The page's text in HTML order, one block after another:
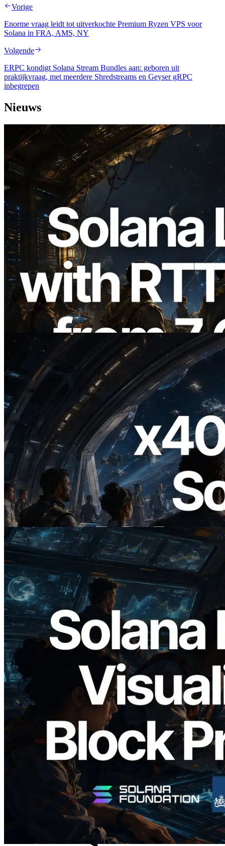
Vorige
Enorme vraag leidt tot uitverkochte Premium Ryzen VPS voor
Solana in FRA, AMS, NY
Volgende
ERPC kondigt Solana Stream Bundles aan: geboren uit
praktijkvraag, met meerdere Shredstreams en Geyser gRPC
inbegrepen
Nieuws
2026.08.05
ERPC Breidt Solana Leader Slot API Uit
met Pingmeting vanuit 7 Wereldwijde
Regio’s — Validators Information API
Ook Gelanceerd
2026.07.04
ERPC Lanceert x402-Enabled Solana
RPC — Het Tijdperk Waarin AI Agents
On Demand Voor API's Betalen
Lees dit artikel
2026.05.24
Validators Solutions lanceert Solana
Block Analyzer — blockproductietijd per
slot en de toegewezen validator
gevisualiseerd